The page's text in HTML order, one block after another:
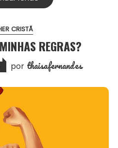
CRISTÃ
REGRAS?
por thaisafernandes